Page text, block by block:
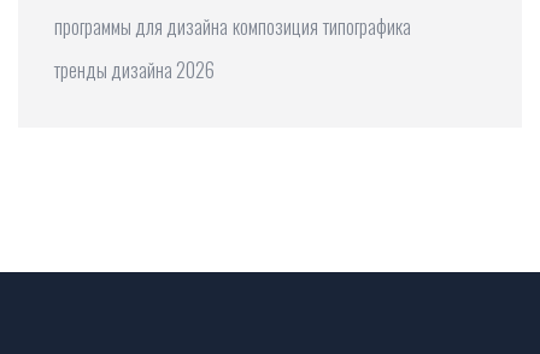
программы для дизайна композиция типографика
тренды дизайна 2026